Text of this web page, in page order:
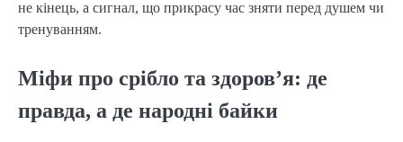
не кінець, а сигнал, що прикрасу час зняти перед душем чи
тренуванням.
Міфи про срібло та здоров’я: де
правда, а де народні байки